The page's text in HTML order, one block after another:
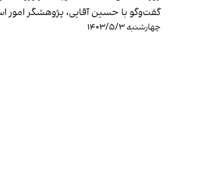
گفت‌وگو با حسین آقایی، پژوهشگر امور
چهارشنبه ۱۴۰۳/۵/۳